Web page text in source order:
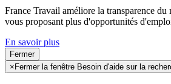
France Travail améliore la transparence du
vous proposant plus d'opportunités
En savoir plus
Fermer
× Fermer la fenêtre Besoin d'aide sur la